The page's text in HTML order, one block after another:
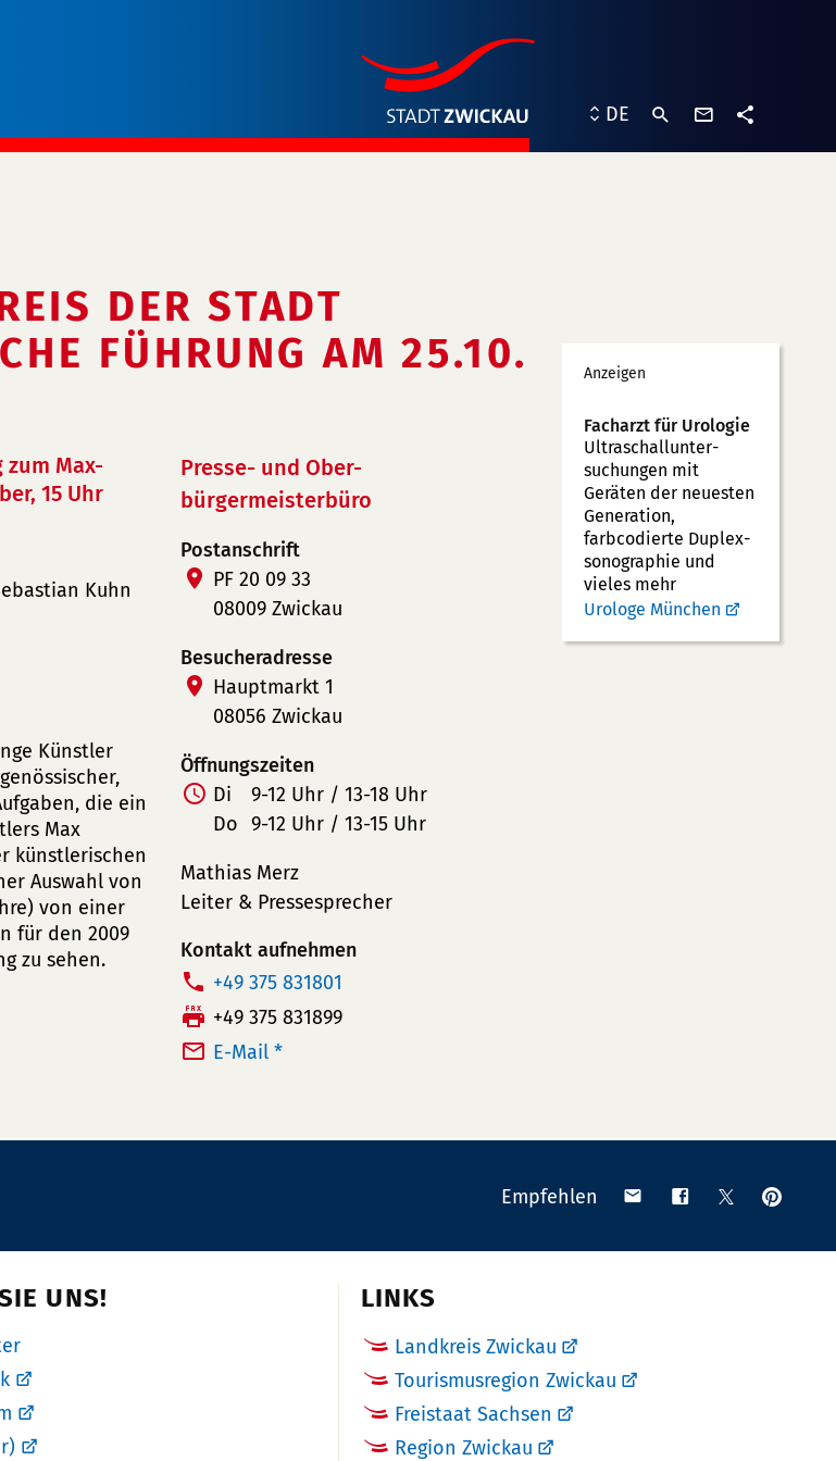
DE
DER STADT
FÜHRUNG AM 25.10.
Max-
15 Uhr
Kuhn
Künstler
die ein
Max
künstlerischen
Auswahl von
von einer
für den 2009
zu sehen.
Presse- und Ober-
bürgermeisterbüro
Postanschrift
PF 20 09 33
08009 Zwickau
Besucheradresse
Hauptmarkt 1
08056 Zwickau
Öffnungszeiten
Di
9-12 Uhr / 13-18 Uhr
Do 9-12 Uhr / 13-15 Uhr
Mathias Merz
Leiter & Pressesprecher
Kontakt aufnehmen
T
e
l
m
+49 375 831801
F
a
+49 375 831899
E-Mail *
Werbung
Anzeigen
Facharzt für Urologie
Ultraschallunter­
suchungen mit
Geräten der neuesten
Generation,
farbcodierte Duplex­
sonographie und
vieles mehr
Urologe München
Empfehlen
Teilen Teilen Teilen
UNS! LINKS
Landkreis Zwickau
Tourismusregion Zwickau
Freistaat Sachsen
Region Zwickau